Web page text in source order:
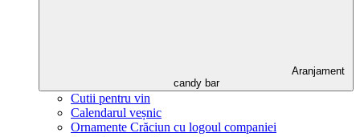
Aranjament
candy bar
Cutii pentru vin
Calendarul veșnic
Ornamente Crăciun cu logoul companiei